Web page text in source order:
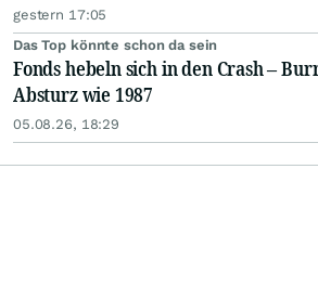
gestern 17:05
Das Top könnte schon da sein
Fonds hebeln sich in den Crash –
Absturz wie 1987
05.08.26, 18:29